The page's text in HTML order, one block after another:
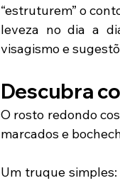
“estruturem” o
leveza no dia a
visagismo e
Descubra
O rosto redondo
marcados e
Um truque